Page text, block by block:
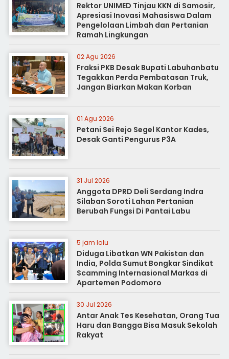
Rektor UNIMED Tinjau KKN di Samosir,
Apresiasi Inovasi Mahasiswa Dalam
Pengelolaan Limbah dan Pertanian
Ramah Lingkungan
02 Agu 2026
Fraksi PKB Desak Bupati Labuhanbatu
Tegakkan Perda Pembatasan Truk,
Jangan Biarkan Makan Korban
01 Agu 2026
Petani Sei Rejo Segel Kantor Kades,
Desak Ganti Pengurus P3A
31 Jul 2026
Anggota DPRD Deli Serdang Indra
Silaban Soroti Lahan Pertanian
Berubah Fungsi Di Pantai Labu
5 jam lalu
Diduga Libatkan WN Pakistan dan
India, Polda Sumut Bongkar Sindikat
Scamming Internasional Markas di
Apartemen Podomoro
30 Jul 2026
Antar Anak Tes Kesehatan, Orang Tua
Haru dan Bangga Bisa Masuk Sekolah
Rakyat